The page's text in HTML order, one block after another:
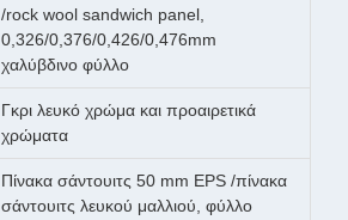
/rock wool sandwich panel,
0,326/0,376/0,426/0,476mm
χαλύβδινο φύλλο
Γκρι λευκό χρώμα και προαιρετικά
χρώματα
Πίνακα σάντουιτς 50 mm EPS /πίνακα
σάντουιτς λευκού μαλλιού, φύλλο